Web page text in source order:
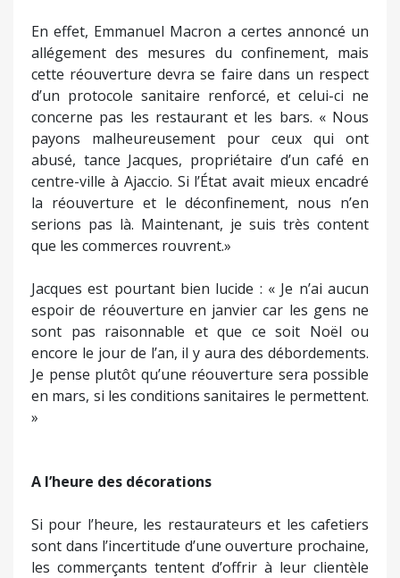
En effet, Emmanuel Macron a certes annoncé un
allégement des mesures du confinement, mais
cette réouverture devra se faire dans un respect
d’un protocole sanitaire renforcé, et celui-ci ne
concerne pas les restaurant et les bars. « Nous
payons malheureusement pour ceux qui ont
abusé, tance Jacques, propriétaire d’un café en
centre-ville à Ajaccio. Si l’État avait mieux encadré
la réouverture et le déconfinement, nous n’en
serions pas là. Maintenant, je suis très content
que les commerces rouvrent.»
Jacques est pourtant bien lucide : « Je n’ai aucun
espoir de réouverture en janvier car les gens ne
sont pas raisonnable et que ce soit Noël ou
encore le jour de l’an, il y aura des débordements.
Je pense plutôt qu’une réouverture sera possible
en mars, si les conditions sanitaires le permettent.
»
A l’heure des décorations
Si pour l’heure, les restaurateurs et les cafetiers
sont dans l’incertitude d’une ouverture prochaine,
les commerçants tentent d’offrir à leur clientèle